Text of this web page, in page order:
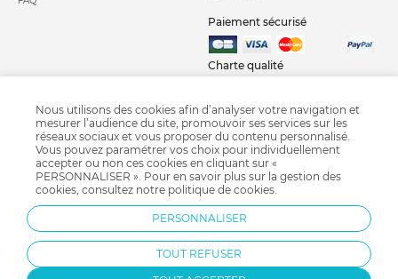
Paiement sécurisé
Charte qualité
Courbe de croissance Crash test siège auto
Calendrier chinois
Bi-Oil
Fête des pères
Nous utilisons des cookies afin d’analyser votre navigation et
mesurer l’audience du site, promouvoir ses services sur les
réseaux sociaux et vous proposer du contenu personnalisé.
Vous pouvez paramétrer vos choix pour individuellement
accepter ou non ces cookies en cliquant sur «
PERSONNALISER ». Pour en savoir plus sur la gestion des
cookies, consultez notre politique de cookies.
PERSONNALISER
TOUT REFUSER